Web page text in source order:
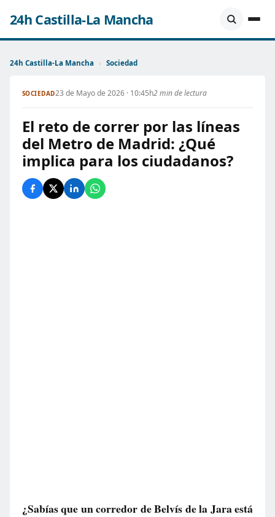
24h Castilla-La Mancha
24h Castilla-La Mancha › Sociedad
SOCIEDAD23 de Mayo de 2026 · 10:45h2 min de lectura
El reto de correr por las líneas
del Metro de Madrid: ¿Qué
implica para los ciudadanos?
¿Sabías que un corredor de Belvís de la Jara está